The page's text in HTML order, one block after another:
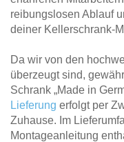
reibungslosen Ablauf
deiner Kellerschrank-
Da wir von den
überzeugt sind,
Schrank „Made in
Lieferung erfolgt per
Zuhause. Im
Montageanleitung